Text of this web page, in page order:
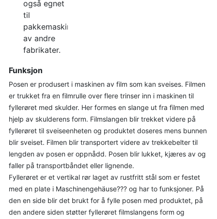
også egnet
til
pakkemaskiner
av andre
fabrikater.
Funksjon
Posen er produsert i maskinen av film som kan sveises. Filmen
er trukket fra en filmrulle over flere trinser inn i maskinen til
fyllerøret med skulder. Her formes en slange ut fra filmen med
hjelp av skulderens form. Filmslangen blir trekket videre på
fyllerøret til sveiseenheten og produktet doseres mens bunnen
blir sveiset. Filmen blir transportert videre av trekkebelter til
lengden av posen er oppnådd. Posen blir lukket, kjæres av og
faller på transportbåndet eller lignende.
Fyllerøret er et vertikal rør laget av rustfritt stål som er festet
med en plate i Maschinengehäuse??? og har to funksjoner. På
den en side blir det brukt for å fylle posen med produktet, på
den andere siden støtter fyllerøret filmslangens form og